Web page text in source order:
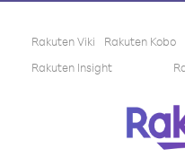
Rakuten Viki Rakuten Kobo
Rakuten Insight